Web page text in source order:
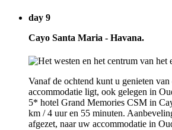
day 9
Cayo Santa Maria - Havana.
Vanaf de ochtend kunt u genieten
accommodatie ligt, ook gelegen in
5* hotel Grand Memories CSM in
km / 4 uur en 55 minuten.
afgezet, naar uw accommodatie in